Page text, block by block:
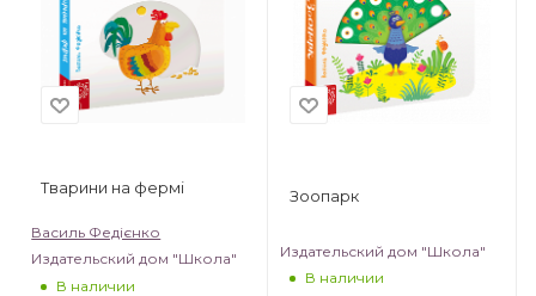
Тварини на фермі
Василь Федієнко
Издательский дом "Школа"
В наличии
Зоопарк
Издательский дом "Школа"
В наличии